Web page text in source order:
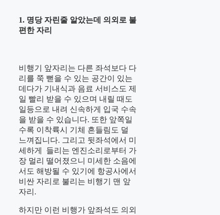
1. 명당 자린줄 알았는데 의외로 불
편한 자리
비행기 앞자리는 다른 좌석보다 다
리를 쭉 뻗을 수 있는 공간이 있는
데다가 기내식과 음료 서비스도 제
일 빨리 받을 수 있으며 내릴 때도
일등으로 내려 신속하게 입국 수속
을 받을 수 있습니다. 또한 앞쪽일
수록 이착륙시 기체 흔들림도 덜
느껴집니다. 그리고 뒷좌석에서 미
세하게 들리는 엔진소리로부터 가
장 멀리 떨어졌으니 미세한 소음에
서도 해방될 수 있기에 항공사에서
비싼 자리로 불리는 비행기 맨 앞
자리.
하지만 이런 비행가 앞좌석도 의외